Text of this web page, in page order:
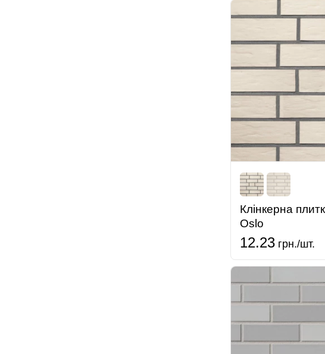
Клінкерна
Oslo
12.23 грн./шт.